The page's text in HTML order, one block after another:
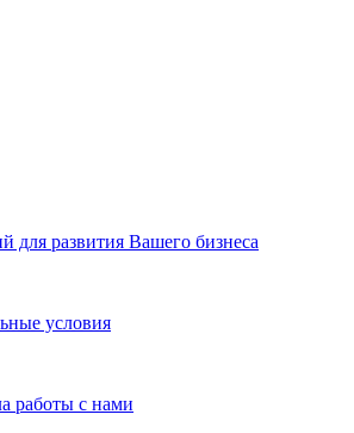
развития Вашего бизнеса
условия
работы с нами